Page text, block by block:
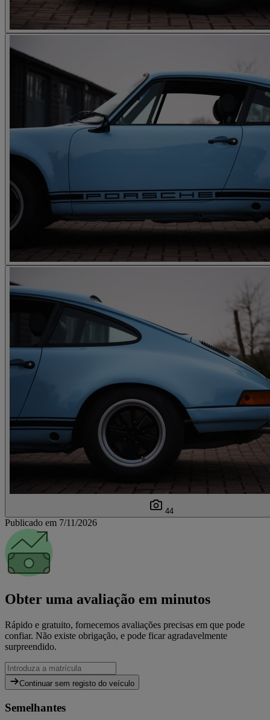
44
Publicado em 7/11/2026
Obter uma avaliação em minutos
Rápido e gratuito, fornecemos avaliações precisas em que pode
confiar. Não existe obrigação, e pode ficar agradavelmente
surpreendido.
Continuar sem registo do veículo
Semelhantes